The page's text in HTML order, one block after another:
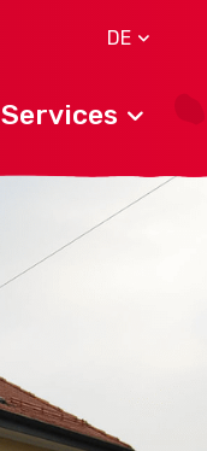
DE
Services